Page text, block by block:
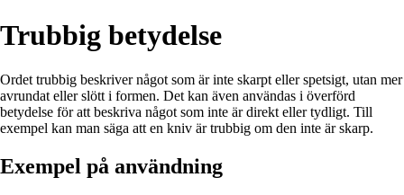
Trubbig betydelse
Ordet trubbig beskriver något som är inte skarpt eller spetsigt, utan mer
avrundat eller slött i formen. Det kan även användas i överförd
betydelse för att beskriva något som inte är direkt eller tydligt. Till
exempel kan man säga att en kniv är trubbig om den inte är skarp.
Exempel på användning